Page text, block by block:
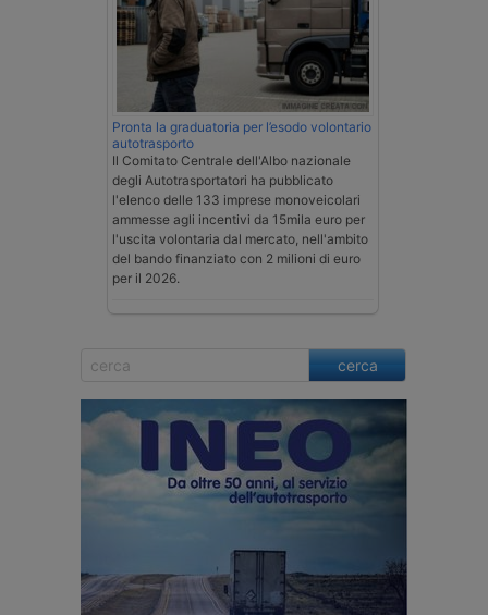
Pronta la graduatoria per l’esodo volontario
autotrasporto
Il Comitato Centrale dell'Albo nazionale
degli Autotrasportatori ha pubblicato
l'elenco delle 133 imprese monoveicolari
ammesse agli incentivi da 15mila euro per
l'uscita volontaria dal mercato, nell'ambito
del bando finanziato con 2 milioni di euro
per il 2026.
cerca